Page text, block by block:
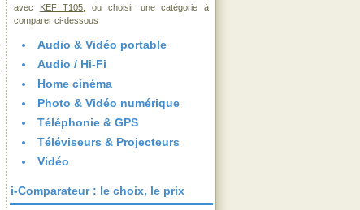
avec
KEF T105 , ou choisir une catégorie à
comparer ci-dessous
Audio & Vidéo portable
Audio / Hi-Fi
Home cinéma
Photo & Vidéo numérique
Téléphonie & GPS
Téléviseurs & Projecteurs
Vidéo
i-Comparateur : le choix, le prix